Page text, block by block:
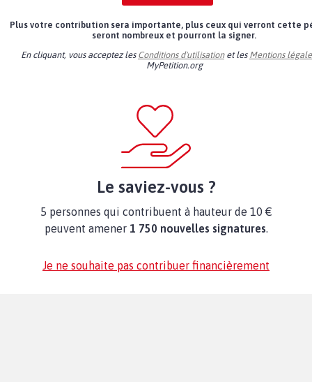
Plus votre contribution sera importante, plus ceux qui verront cette
seront nombreux et pourront la signer.
En cliquant, vous acceptez les Conditions d'utilisationet les Mentions
MyPetition.org
Le saviez-vous ?
5 personnes qui contribuent à hauteur de 10 €
peuvent amener 1 750 nouvelles signatures.
Je ne souhaite pas contribuer financièrement